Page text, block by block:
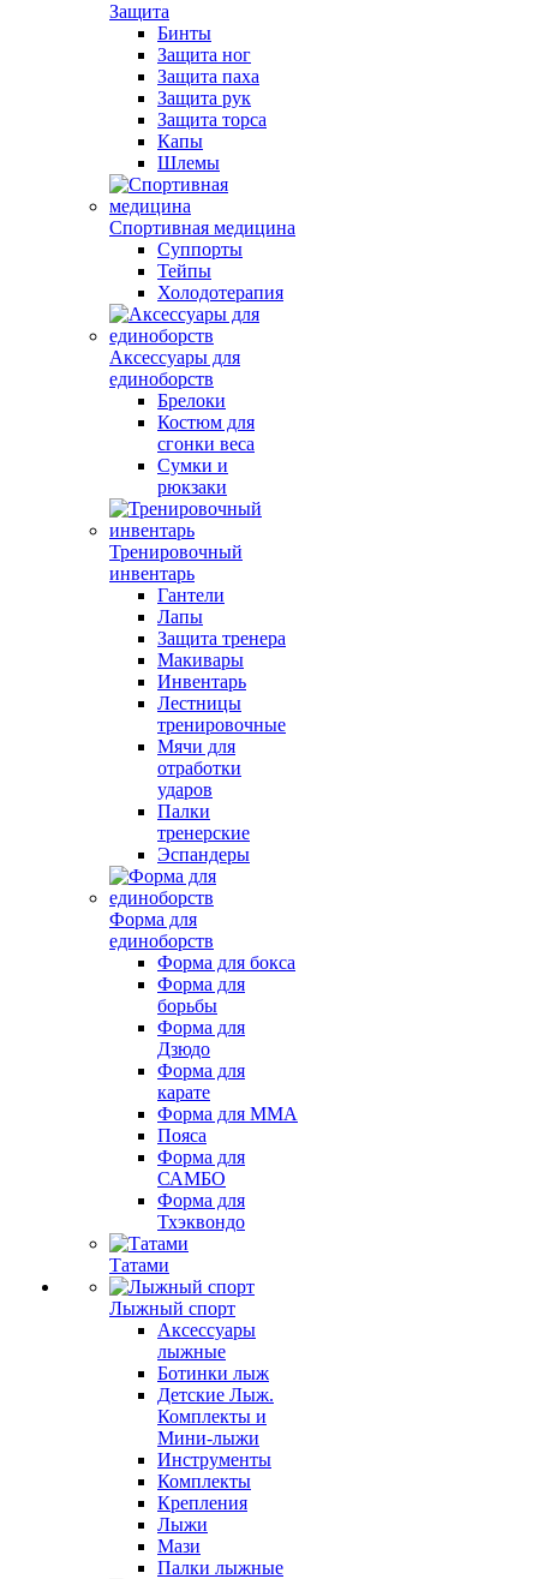
Защита
Бинты
Защита ног
Защита паха
Защита рук
Защита торса
Капы
Шлемы
Спортивная медицина
Суппорты
Тейпы
Холодотерапия
Аксессуары для
единоборств
Брелоки
Костюм для
сгонки веса
Сумки и
рюкзаки
Тренировочный
инвентарь
Гантели
Лапы
Защита тренера
Макивары
Инвентарь
Лестницы
тренировочные
Мячи для
отработки
ударов
Палки
тренерские
Эспандеры
Форма для
единоборств
Форма для бокса
Форма для
борьбы
Форма для
Дзюдо
Форма для
карате
Форма для MMA
Пояса
Форма для
САМБО
Форма для
Тхэквондо
Татами
Лыжный спорт
Аксессуары
лыжные
Ботинки лыж
Детские Лыж.
Комплекты и
Мини-лыжи
Инструменты
Комплекты
Крепления
Лыжи
Мази
Палки лыжные